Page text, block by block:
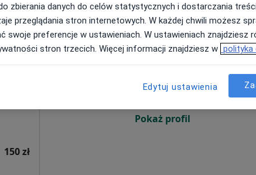
150 zł
Dziś Jutro Ndz, Pon,
10 Sie
Umawianie online nie jest dostępne
Pokaż profil
zbierania danych do celów statystycznych i dostarczania
przeglądania stron internetowych. W każdej chwili możesz
swoje preferencje w ustawieniach. W ustawieniach znajdziesz
stron trzecich. Więcej informacji znajdziesz w polityka
Edytuj ustawienia